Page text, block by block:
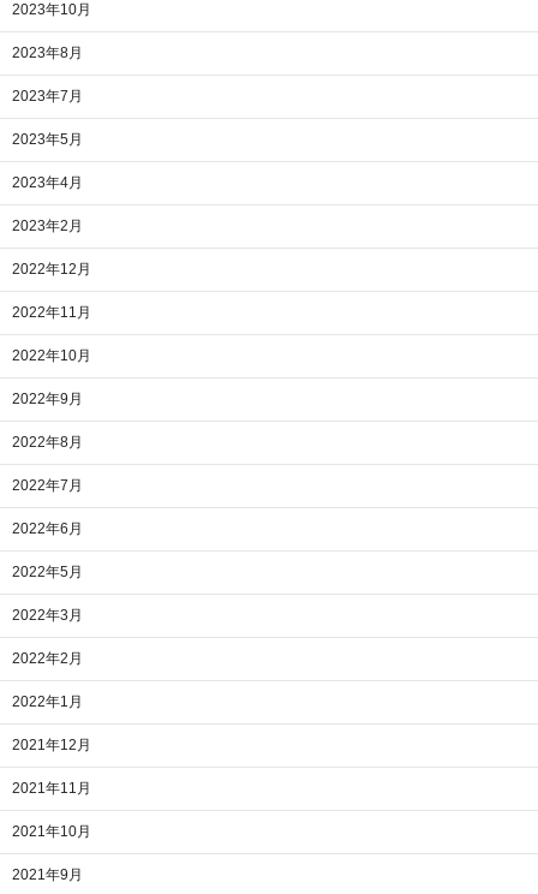
2023年10月
2023年8月
2023年7月
2023年5月
2023年4月
2023年2月
2022年12月
2022年11月
2022年10月
2022年9月
2022年8月
2022年7月
2022年6月
2022年5月
2022年3月
2022年2月
2022年1月
2021年12月
2021年11月
2021年10月
2021年9月